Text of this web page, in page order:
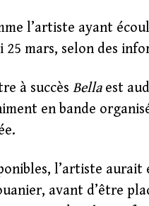
l’artiste ayant
mars, selon des
à succès Bellaest
en bande
l’artiste
avant d’être